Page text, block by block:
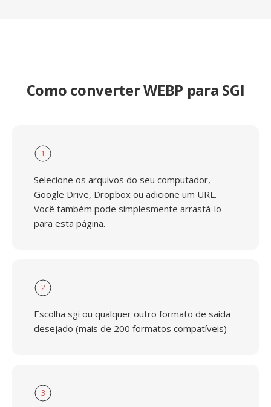
Como converter WEBP para SGI
1
Selecione os arquivos do seu computador,
Google Drive, Dropbox ou adicione um URL.
Você também pode simplesmente arrastá-lo
para esta página.
2
Escolha sgi ou qualquer outro formato de saída
desejado (mais de 200 formatos compatíveis)
3